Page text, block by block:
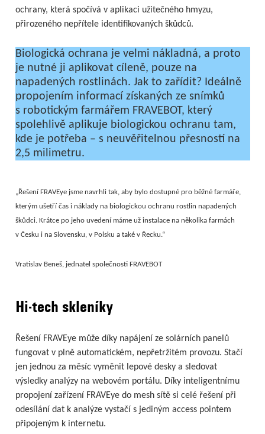
ochrany, která spočívá v aplikaci užitečného hmyzu,
přirozeného nepřítele identifikovaných škůdců.
Biologická ochrana je velmi nákladná, a proto
je nutné ji aplikovat cíleně, pouze na
napadených rostlinách. Jak to zařídit? Ideálně
propojením informací získaných ze snímků
s robotickým farmářem FRAVEBOT, který
spolehlivě aplikuje biologickou ochranu tam,
kde je potřeba – s neuvěřitelnou přesností na
2,5 milimetru.
„Řešení FRAVEye jsme navrhli tak, aby bylo dostupné pro běžné farmáře,
kterým ušetří čas i náklady na biologickou ochranu rostlin napadených
škůdci. Krátce po jeho uvedení máme už instalace na několika farmách
v Česku i na Slovensku, v Polsku a také v Řecku.“
Vratislav Beneš, jednatel společnosti FRAVEBOT
Hi-tech skleníky
Řešení FRAVEye může díky napájení ze solárních panelů
fungovat v plně automatickém, nepřetržitém provozu. Stačí
jen jednou za měsíc vyměnit lepové desky a sledovat
výsledky analýzy na webovém portálu. Díky inteligentnímu
propojení zařízení FRAVEye do mesh sítě si celé řešení při
odesílání dat k analýze vystačí s jediným access pointem
připojeným k internetu.